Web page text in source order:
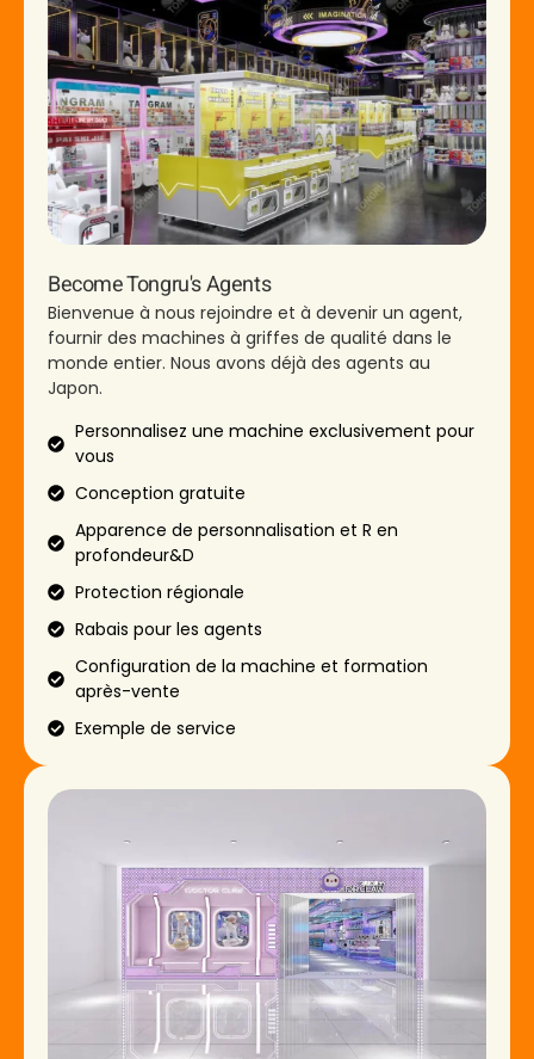
Become Tongru's Agents
Bienvenue à nous rejoindre et à devenir un agent,
fournir des machines à griffes de qualité dans le
monde entier. Nous avons déjà des agents au
Japon.
Personnalisez une machine exclusivement pour
vous
Conception gratuite
Apparence de personnalisation et R en
profondeur&D
Protection régionale
Rabais pour les agents
Configuration de la machine et formation
après-vente
Exemple de service